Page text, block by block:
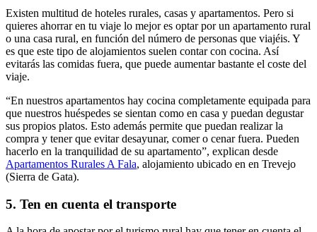
Existen multitud de hoteles rurales, casas y apartamentos. Pero si
quieres ahorrar en tu viaje lo mejor es optar por un apartamento rural
o una casa rural, en función del número de personas que viajéis. Y
es que este tipo de alojamientos suelen contar con cocina. Así
evitarás las comidas fuera, que puede aumentar bastante el coste del
viaje.
“En nuestros apartamentos hay cocina completamente equipada para
que nuestros huéspedes se sientan como en casa y puedan degustar
sus propios platos. Esto además permite que puedan realizar la
compra y tener que evitar desayunar, comer o cenar fuera. Pueden
hacerlo en la tranquilidad de su apartamento”, explican desde
Apartamentos Rurales A Fala, alojamiento ubicado en en Trevejo
(Sierra de Gata).
5. Ten en cuenta el transporte